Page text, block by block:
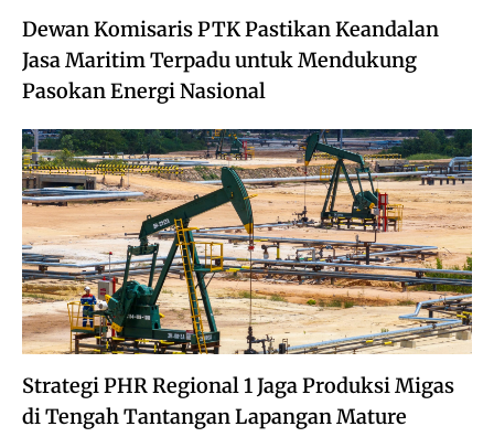
Dewan Komisaris PTK Pastikan Keandalan
Jasa Maritim Terpadu untuk Mendukung
Pasokan Energi Nasional
Strategi PHR Regional 1 Jaga Produksi Migas
di Tengah Tantangan Lapangan Mature